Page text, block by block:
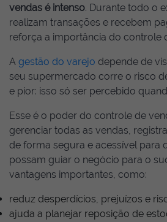
vendas é intenso. Durante todo o
realizam transações e recebem
reforça a importância do controle
A gestão do varejo depende de
seu supermercado corre o risco
e pior: isso só ser percebido
Esse é o poder do controle de
gerenciar todas as vendas,
de forma segura e acessível para
possam guiar o negócio para o
vantagens importantes, como:
reduz desperdícios, prejuízos e
ajuda a planejar reposição de